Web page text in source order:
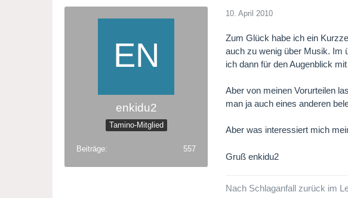
enkidu2
Tamino-Mitglied
Beiträge 557
10. April 2010
Zum Glück habe ich ein
auch zu wenig über Musik. Im
ich dann für den Augenblick
Aber von meinen Vorurteilen
man ja auch eines anderen
Aber was interessiert mich
Gruß enkidu2
Nach Schlaganfall zurück im